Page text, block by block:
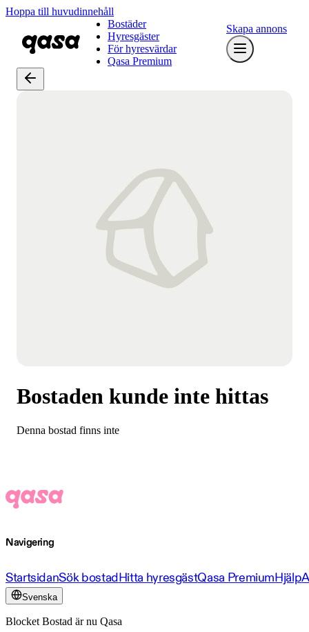
Hoppa till huvudinnehåll
Bostäder
Hyresgäster
För hyresvärdar
Qasa Premium
Skapa annons
Bostaden kunde inte hittas
Denna bostad finns inte
Navigering
StartsidanSök bostadHitta hyresgästQasa PremiumHjälp
Svenska
Blocket Bostad är nu Qasa